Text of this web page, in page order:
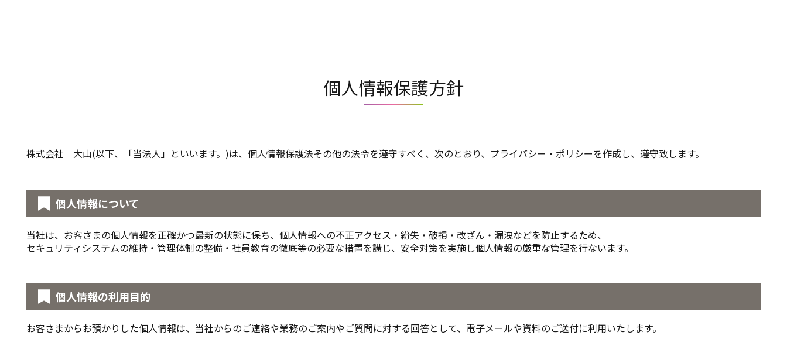
個人情報保護方針
株式会社 大山(以下、「当法人」といいます。)は、個人情報保護法その他の法令を遵守すべく、次のとおり、プライバシー・ポリシーを作成し、遵守致します。
個人情報について
当社は、お客さまの個人情報を正確かつ最新の状態に保ち、個人情報への不正アクセス・紛失・破損・改ざん・漏洩などを防止するため、
セキュリティシステムの維持・管理体制の整備・社員教育の徹底等の必要な措置を講じ、安全対策を実施し個人情報の厳重な管理を行ないます。
個人情報の利用目的
お客さまからお預かりした個人情報は、当社からのご連絡や業務のご案内やご質問に対する回答として、電子メールや資料のご送付に利用いたします。